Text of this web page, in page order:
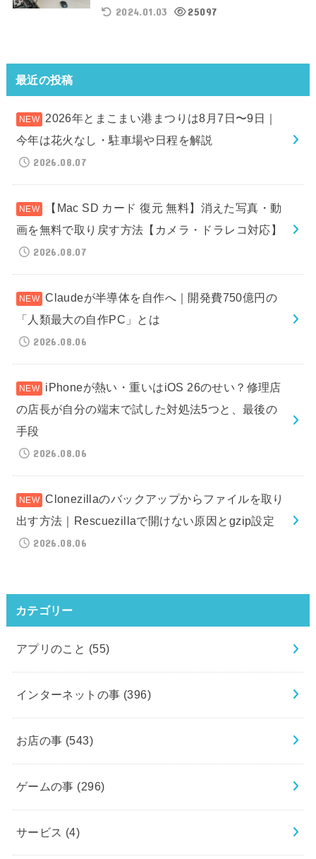
2024.01.03
25097
最近の投稿
2026年とまこまい港まつりは8月7日〜9日｜
今年は花火なし・駐車場や日程を解説
2026.08.07
【Mac SD カード 復元 無料】消えた写真・動
画を無料で取り戻す方法【カメラ・ドラレコ対応】
2026.08.07
Claudeが半導体を自作へ｜開発費750億円の
「人類最大の自作PC」とは
2026.08.06
iPhoneが熱い・重いはiOS 26のせい？修理店
の店長が自分の端末で試した対処法5つと、最後の
手段
2026.08.06
Clonezillaのバックアップからファイルを取り
出す方法｜Rescuezillaで開けない原因とgzip設定
2026.08.06
カテゴリー
アプリのこと (55)
インターネットの事 (396)
お店の事 (543)
ゲームの事 (296)
サービス (4)